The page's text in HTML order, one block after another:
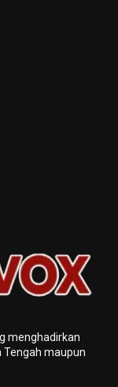
menghadirkan
maupun